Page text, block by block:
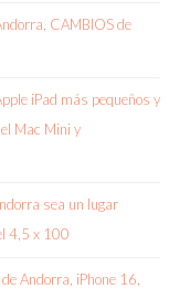
CAMBIOS de
iPad más pequeños y
Mac Mini y
sea un lugar
4,5 x 100
Andorra, iPhone 16,